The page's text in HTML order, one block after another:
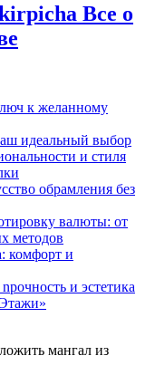
Все о
к желанному
идеальный выбор
и стиля
обрамления без
валюты: от
методов
комфорт и
и эстетика
мангал из